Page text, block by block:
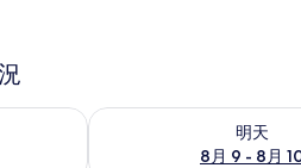
情況
明天
8月 9 - 8月
查看明天 (8月 9 - 8月 10)